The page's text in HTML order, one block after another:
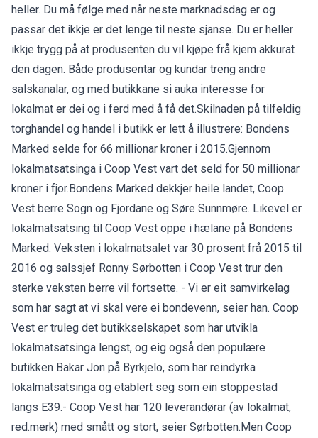
heller. Du må følge med når neste marknadsdag er og
passar det ikkje er det lenge til neste sjanse. Du er heller
ikkje trygg på at produsenten du vil kjøpe frå kjem akkurat
den dagen. Både produsentar og kundar treng andre
salskanalar, og med butikkane si auka interesse for
lokalmat er dei og i ferd med å få det.Skilnaden på tilfeldig
torghandel og handel i butikk er lett å illustrere: Bondens
Marked selde for 66 millionar kroner i 2015.Gjennom
lokalmatsatsinga i Coop Vest vart det seld for 50 millionar
kroner i fjor.Bondens Marked dekkjer heile landet, Coop
Vest berre Sogn og Fjordane og Søre Sunnmøre. Likevel er
lokalmatsatsing til Coop Vest oppe i hælane på Bondens
Marked. Veksten i lokalmatsalet var 30 prosent frå 2015 til
2016 og salssjef Ronny Sørbotten i Coop Vest trur den
sterke veksten berre vil fortsette. - Vi er eit samvirkelag
som har sagt at vi skal vere ei bondevenn, seier han. Coop
Vest er truleg det butikkselskapet som har utvikla
lokalmatsatsinga lengst, og eig også den populære
butikken Bakar Jon på Byrkjelo, som har reindyrka
lokalmatsatsinga og etablert seg som ein stoppestad
langs E39.- Coop Vest har 120 leverandørar (av lokalmat,
red.merk) med smått og stort, seier Sørbotten.Men Coop